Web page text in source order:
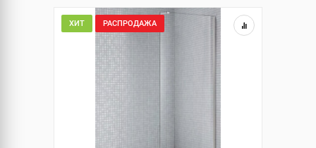
ХИТ РАСПРОДАЖА